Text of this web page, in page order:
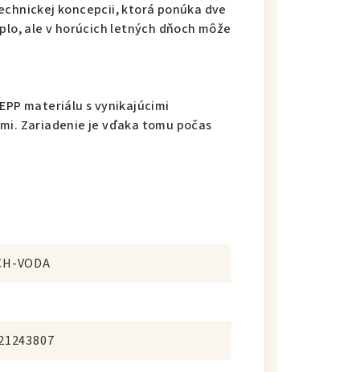
koncepcii, ktorá ponúka dve
ale v horúcich letných dňoch môže
materiálu s vynikajúcimi
Zariadenie je vďaka tomu počas
VODA